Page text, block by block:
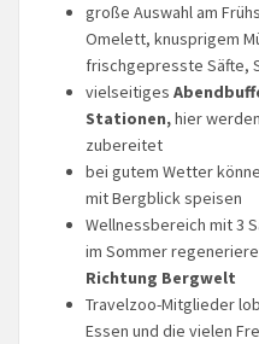
große Auswahl am
Omelett, knusprigem
frischgepresste Säfte,
vielseitiges
Stationen,hier
zubereitet
bei gutem Wetter
mit Bergblick speisen
Wellnessbereich mit 3
im Sommer
Richtung Bergwelt
Travelzoo-Mitglieder
Essen und die vielen